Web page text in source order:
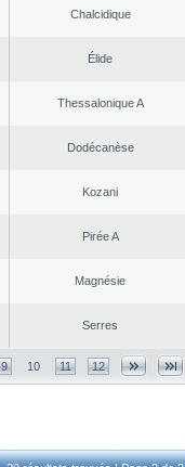
Chalcidique
Élide
Thessalonique A
Dodécanèse
Kozani
Pirée A
Magnésie
Serres
9 10 11 12